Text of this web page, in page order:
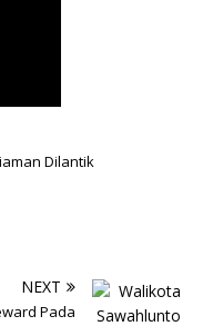
Dilantik
NEXT
Pada